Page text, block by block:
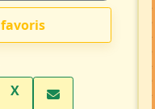
XTwitter X